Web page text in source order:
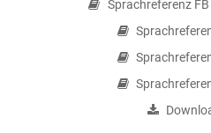
Sprachreferenz